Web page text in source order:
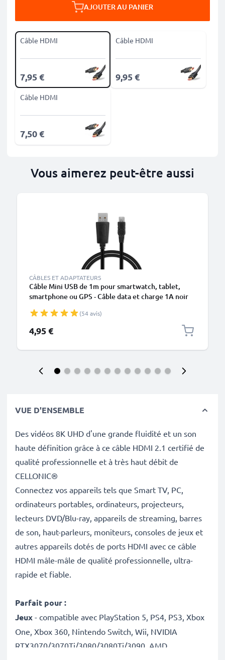
AJOUTER AU PANIER
Câble HDMI
7,95 €
Câble HDMI
9,95 €
Câble HDMI
7,50 €
Vous aimerez peut-être aussi
CÂBLES ET ADAPTATEURS
Câble Mini USB de 1m pour smartwatch, tablet,
smartphone ou GPS - Câble data et charge 1A noir
(54 avis)
4,95 €
VUE D'ENSEMBLE
Des vidéos 8K UHD d'une grande fluidité et un son
haute définition grâce à ce câble HDMI 2.1 certifié de
qualité professionnelle et à très haut débit de
CELLONIC®
Connectez vos appareils tels que Smart TV, PC,
ordinateurs portables, ordinateurs, projecteurs,
lecteurs DVD/Blu-ray, appareils de streaming, barres
de son, haut-parleurs, moniteurs, consoles de jeux et
autres appareils dotés de ports HDMI avec ce câble
HDMI mâle-mâle de qualité professionnelle, ultra-
rapide et fiable.
Parfait pour :
Jeux - compatible avec PlayStation 5, PS4, PS3, Xbox
One, Xbox 360, Nintendo Switch, Wii, NVIDIA
RTX3070/3070Ti/3080/3080Ti/3090, AMD